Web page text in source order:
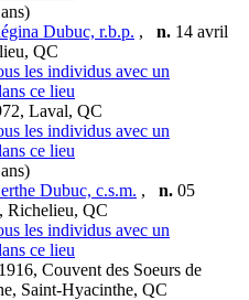
Dubuc, r.b.p. , n. 14 avril
QC
Laval, QC
Dubuc, c.s.m. , n. 05
Richelieu, QC
Couvent des Soeurs de
Saint-Hyacinthe, QC